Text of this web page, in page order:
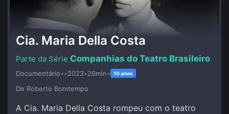
Cia. Maria Della Costa
Companhias do Teatro Brasileiro
Documentário••2023•26min• 10 anos
De Roberto Bomtempo
A Cia. Maria Della Costa rompeu com o teatro